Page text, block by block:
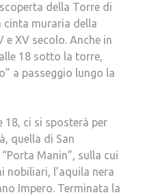
della Torre di
cinta muraria della
XV secolo. Anche in
18 sotto la torre,
a passeggio lungo la
18, ci si sposterà per
quella di San
Manin”, sulla cui
nobiliari, l’aquila nera
Impero. Terminata la